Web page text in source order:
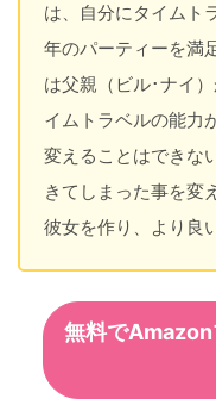
は、自分にタイムト
年のパーティーを満
は父親（ビル･ナイ
イムトラベルの能力
変えることはできな
きてしまった事を変
彼女を作り、より良
無料でAmazon